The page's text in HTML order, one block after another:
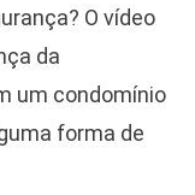
O vídeo
da
um condomínio
forma de